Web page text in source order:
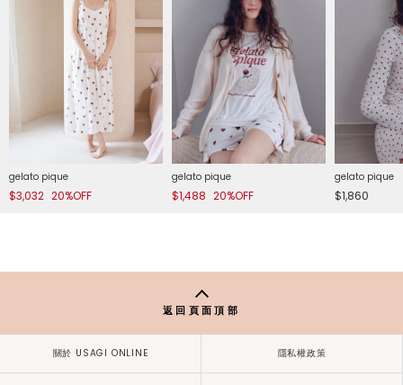
gelato pique
$3,032 20%OFF
gelato pique
$1,488 20%OFF
gelato pique
$1,860
返回頁面頂部
關於 USAGI ONLINE 隱私權政策